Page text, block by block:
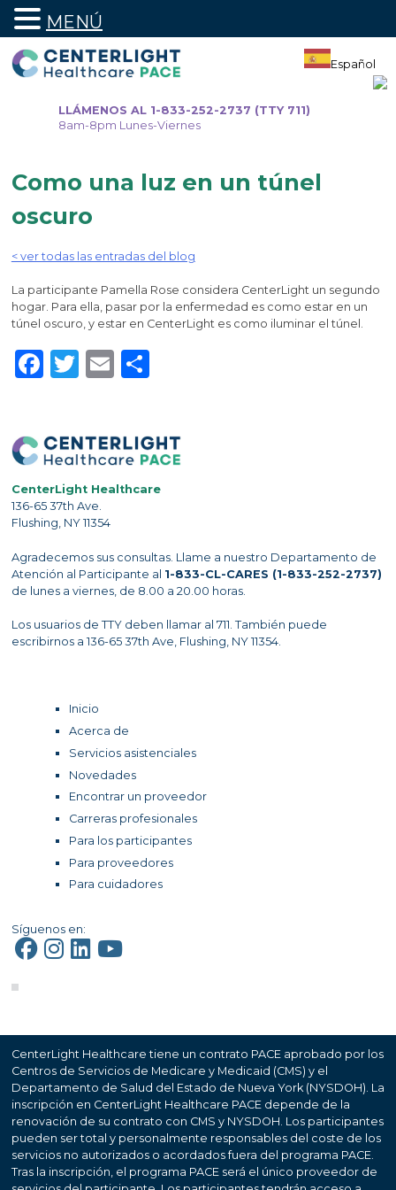
contenido
LLÁMENOS AL 1-833-252-2737 (TTY 711)
8am-8pm Lunes-Viernes
Español
Como una luz en un túnel
oscuro
< ver todas las entradas del blog
La participante Pamella Rose considera CenterLight un segundo
hogar. Para ella, pasar por la enfermedad es como estar en un
túnel oscuro, y estar en CenterLight es como iluminar el túnel.
Facebook
Twitter
EmailShare
CenterLight Healthcare
136-65 37th Ave.
Flushing, NY 11354
Agradecemos sus consultas. Llame a nuestro Departamento de
Atención al Participante al 1-833-CL-CARES (1-833-252-2737)
de lunes a viernes, de 8.00 a 20.00 horas.
Los usuarios de TTY deben llamar al 711. También puede
escribirnos a 136-65 37th Ave, Flushing, NY 11354.
Inicio
Acerca de
Servicios asistenciales
Novedades
Encontrar un proveedor
Carreras profesionales
Para los participantes
Para proveedores
Para cuidadores
Síguenos en:
CenterLight Healthcare tiene un contrato PACE aprobado por los
Centros de Servicios de Medicare y Medicaid (CMS) y el
Departamento de Salud del Estado de Nueva York (NYSDOH). La
inscripción en CenterLight Healthcare PACE depende de la
renovación de su contrato con CMS y NYSDOH. Los participantes
pueden ser total y personalmente responsables del coste de los
servicios no autorizados o acordados fuera del programa PACE.
Tras la inscripción, el programa PACE será el único proveedor de
MENÚ